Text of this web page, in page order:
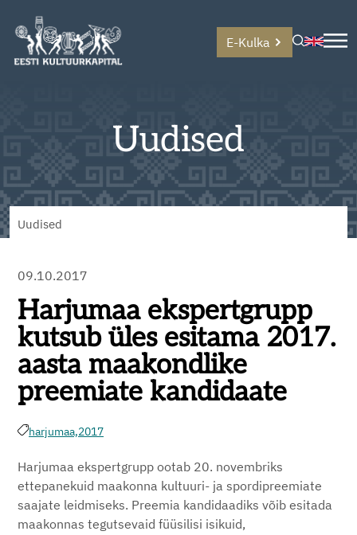
E-Kulka
Uudised
Uudised
09.10.2017
Harjumaa ekspertgrupp
kutsub üles esitama 2017.
aasta maakondlike
preemiate kandidaate
harjumaa,2017
Harjumaa ekspertgrupp ootab 20. novembriks
ettepanekuid maakonna kultuuri- ja spordipreemiate
saajate leidmiseks. Preemia kandidaadiks võib esitada
maakonnas tegutsevaid füüsilisi isikuid,